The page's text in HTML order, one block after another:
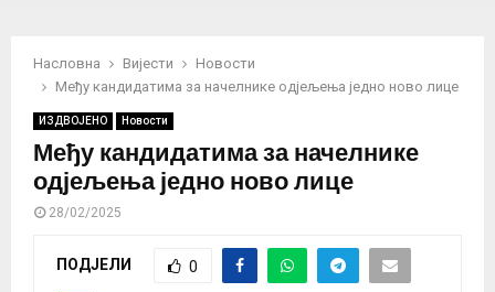
Насловна Вијести
Новости
Међу кандидатима за начелнике одјељења једно ново лице
ИЗДВОЈЕНО Новости
Међу кандидатима за начелнике
одјељења једно ново лице
28/02/2025
ПОДЈЕЛИ 0